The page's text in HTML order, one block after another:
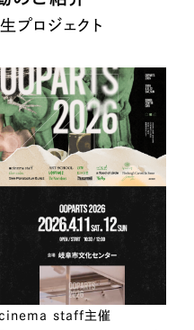
プロジェクト
staff主催